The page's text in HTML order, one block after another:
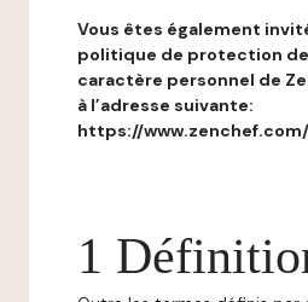
Vous êtes également
politique de protection
caractère personnel de
à l’adresse suivante:
https://
1